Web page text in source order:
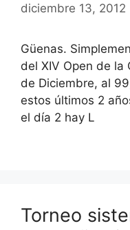
diciembre 13, 2012
Güenas.
del XIV Open de la
de Diciembre, al
estos últimos 2
el día 2 hay L
Torneo